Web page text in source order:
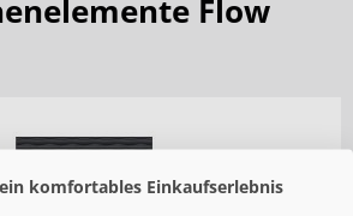
Flow
komfortables Einkaufserlebnis